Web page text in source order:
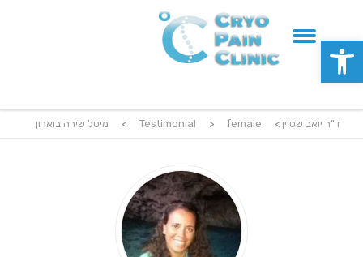
פתח סרגל נגישות
ד"ר יואב שטיין >
Testimonial > female
> מיטל שירה בוארון